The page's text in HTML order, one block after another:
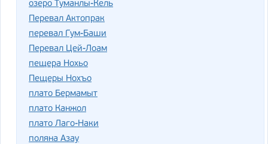
озеро Туманлы-Кель
Перевал Актопрак
перевал Гум-Баши
Перевал Цей-Лоам
пещера Нохьо
Пещеры Нохъо
плато Бермамыт
плато Канжол
плато Лаго-Наки
поляна Азау